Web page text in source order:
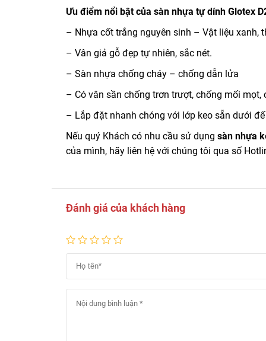
Ưu điểm nổi bật của sàn nhựa tự dính Glotex
– Nhựa cốt trắng nguyên sinh – Vật liệu xanh,
– Vân giả gỗ đẹp tự nhiên, sắc nét.
– Sàn nhựa chống cháy – chống dẫn lửa
– Có vân sần chống trơn trượt, chống mối mọt,
– Lắp đặt nhanh chóng với lớp keo sẵn dưới
Nếu quý Khách có nhu cầu sử dụng sàn nhựa
của mình, hãy liên hệ với chúng tôi qua số
Đánh giá của khách hàng